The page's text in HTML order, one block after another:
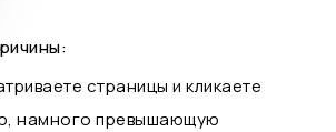
страницы и кликаете
намного превышающую